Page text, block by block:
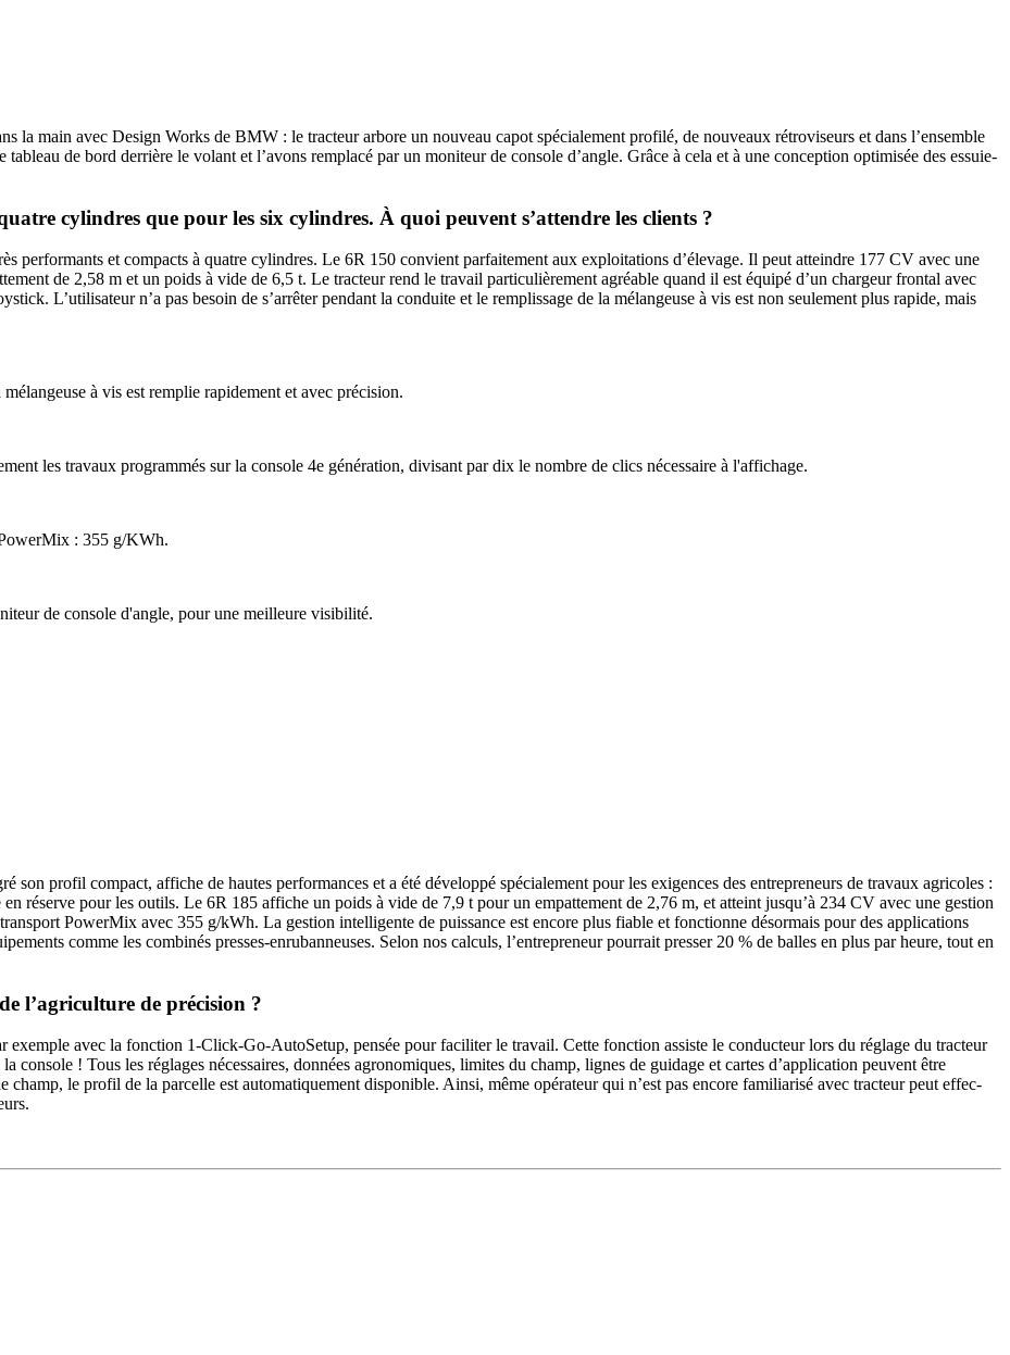
la main avec Design Works de BMW : le trac­teur arbore un nouveau capot spécia­le­ment profilé, de nouveaux rétro­vi­seurs et dans l’ensemble
de bord derrière le volant et l’avons remplacé par un moni­teur de console d’angle. Grâce à cela et à une concep­tion opti­misée des essuie-
cylindres que pour les six cylindres. À quoi peuvent s’attendre les clients ?
perfor­mants et compacts à quatre cylindres. Le 6R 150 convient parfai­te­ment aux exploi­ta­tions d’élevage. Il peut atteindre 177 CV avec une
de 2,58 m et un poids à vide de 6,5 t. Le trac­teur rend le travail parti­cu­liè­re­ment agréable quand il est équipé d’un char­geur frontal avec
L’utilisateur n’a pas besoin de s’arrêter pendant la conduite et le remplis­sage de la mélan­geuse à vis est non seule­ment plus rapide, mais
à vis est remplie rapi­de­ment et avec préci­sion.
les travaux programmés sur la console 4e géné­ra­tion, divi­sant par dix le nombre de clics néces­saire à l'affichage.
: 355 g/KWh.
de console d'angle, pour une meilleure visi­bi­lité.
profil compact, affiche de hautes perfor­mances et a été déve­loppé spécia­le­ment pour les exigences des entre­pre­neurs de travaux agri­coles :
réserve pour les outils. Le 6R 185 affiche un poids à vide de 7,9 t pour un empat­te­ment de 2,76 m, et atteint jusqu’à 234 CV avec une gestion
PowerMix avec 355 g/kWh. La gestion intel­li­gente de puis­sance est encore plus fiable et fonc­tionne désor­mais pour des appli­ca­tions
comme les combinés presses-enru­ban­neuses. Selon nos calculs, l’entrepreneur pour­rait presser 20 % de balles en plus par heure, tout en
l’agriculture de préci­sion ?
exemple avec la fonc­tion 1-Click-Go-Auto­Setup, pensée pour faci­liter le travail. Cette fonc­tion assiste le conduc­teur lors du réglage du trac­teur
console ! Tous les réglages néces­saires, données agro­no­miques, limites du champ, lignes de guidage et cartes d’application peuvent être
champ, le profil de la parcelle est auto­ma­ti­que­ment dispo­nible. Ainsi, même opéra­teur qui n’est pas encore fami­lia­risé avec trac­teur peut effec­